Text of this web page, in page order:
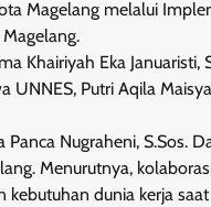
Magelang melalui
Khairiyah Eka Januaristi,
UNNES, Putri Aqila
Nugraheni, S.Sos.
Menurutnya,
dunia kerja saat